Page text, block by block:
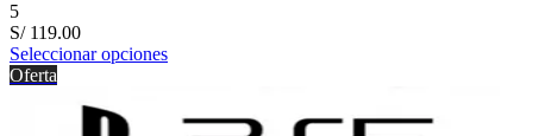
5
S/119.00
Seleccionar opciones
Oferta